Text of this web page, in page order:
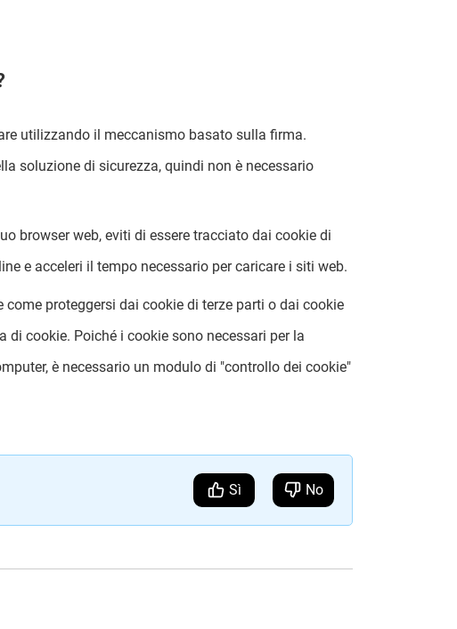
utilizzando il meccanismo basato sulla firma.
soluzione di sicurezza, quindi non è necessario
browser web, eviti di essere tracciato dai cookie di
e acceleri il tempo necessario per caricare i siti web.
proteggersi dai cookie di terze parti o dai cookie
cookie. Poiché i cookie sono necessari per la
è necessario un modulo di "controllo dei cookie"
Sì No